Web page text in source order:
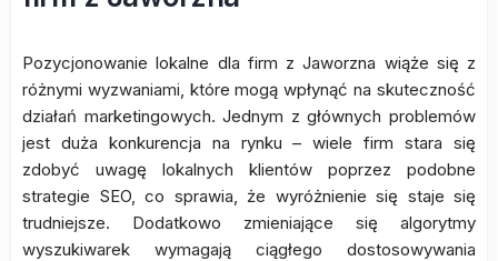
Pozycjonowanie lokalne dla firm z Jaworzna wiąże się z
różnymi wyzwaniami, które mogą wpłynąć na skuteczność
działań marketingowych. Jednym z głównych problemów
jest duża konkurencja na rynku – wiele firm stara się
zdobyć uwagę lokalnych klientów poprzez podobne
strategie SEO, co sprawia, że wyróżnienie się staje się
trudniejsze. Dodatkowo zmieniające się algorytmy
wyszukiwarek wymagają ciągłego dostosowywania